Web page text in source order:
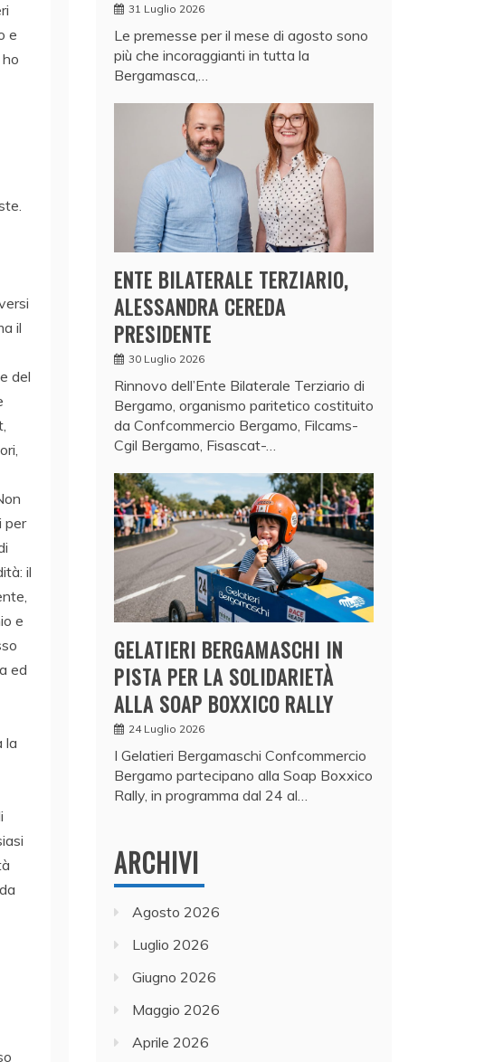
e
il
del
per
il
e
ed
la
31 Luglio 2026
Le premesse per il mese di agosto sono
più che incoraggianti in tutta la
Bergamasca,…
ENTE BILATERALE TERZIARIO,
ALESSANDRA CEREDA
PRESIDENTE
30 Luglio 2026
Rinnovo dell’Ente Bilaterale Terziario di
Bergamo, organismo paritetico costituito
da Confcommercio Bergamo, Filcams-
Cgil Bergamo, Fisascat-…
GELATIERI BERGAMASCHI IN
PISTA PER LA SOLIDARIETÀ
ALLA SOAP BOXXICO RALLY
24 Luglio 2026
I Gelatieri Bergamaschi Confcommercio
Bergamo partecipano alla Soap Boxxico
Rally, in programma dal 24 al…
ARCHIVI
Agosto 2026
Luglio 2026
Giugno 2026
Maggio 2026
Aprile 2026